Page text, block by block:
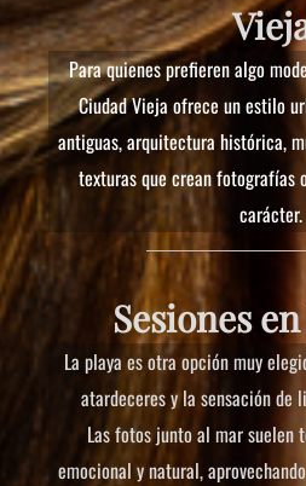
Para quienes prefieren algo
Ciudad Vieja ofrece un estilo
antiguas, arquitectura histórica,
texturas que crean fotografías
carácter.
Sesiones
La playa es otra opción muy
atardeceres y la sensación de
Las fotos junto al mar suelen
emocional y natural,